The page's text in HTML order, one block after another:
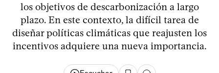
los objetivos de descarbonización a largo
plazo. En este contexto, la difícil tarea de
diseñar políticas climáticas que reajusten los
incentivos adquiere una nueva importancia.